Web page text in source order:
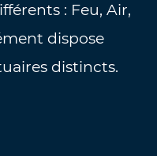
: Feu, Air,
dispose
distincts.